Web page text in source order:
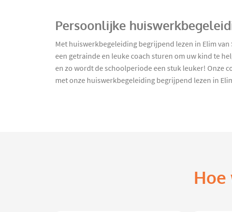
Persoonlijke
Met huiswerkbegeleiding begrijpend lezen in Elim
een getrainde en leuke coach sturen om uw kind te
en zo wordt de schoolperiode een stuk leuker! Onze
met onze huiswerkbegeleiding begrijpend lezen in